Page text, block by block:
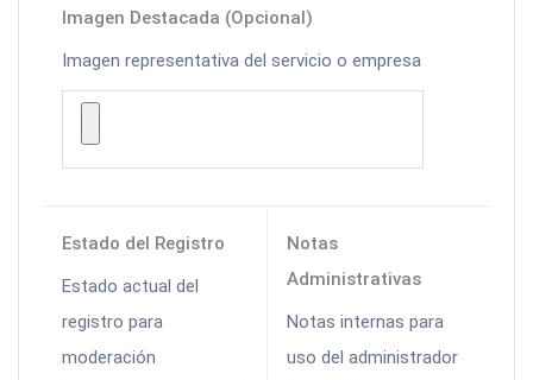
Imagen Destacada (Opcional)
Imagen representativa del servicio o empresa
Estado del Registro
Estado actual del
registro para
moderación
Notas
Administrativas
Notas internas para
uso del administrador